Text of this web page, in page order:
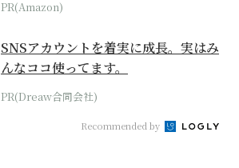
PR(Amazon)
SNSアカウントを着実に成長。実はみ
んなココ使ってます。
PR(Dreaw合同会社)
Recommended by